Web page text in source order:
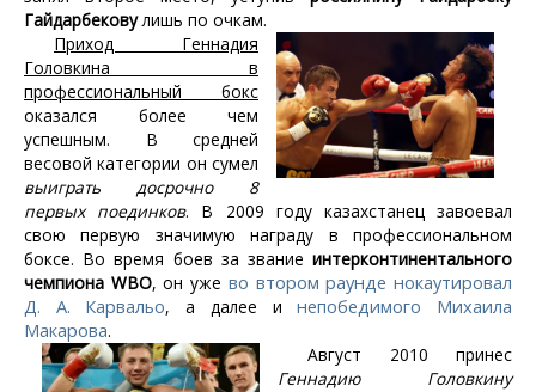
Гайдарбековулишь по очкам.
Приход Геннадия
Головкина в
профессиональный бокс
оказался более чем
успешным. В средней
весовой категории он сумел
выиграть досрочно 8
первых поединков. В 2009 году казахстанец завоевал
свою первую значимую награду в профессиональном
боксе. Во время боев за звание интерконтинентального
чемпиона WBO, он уже во втором раунде нокаутировал
Д. А. Карвальо, а далее инепобедимого Михаила
Макарова.
Август 2010 принес
Геннадию Головкину